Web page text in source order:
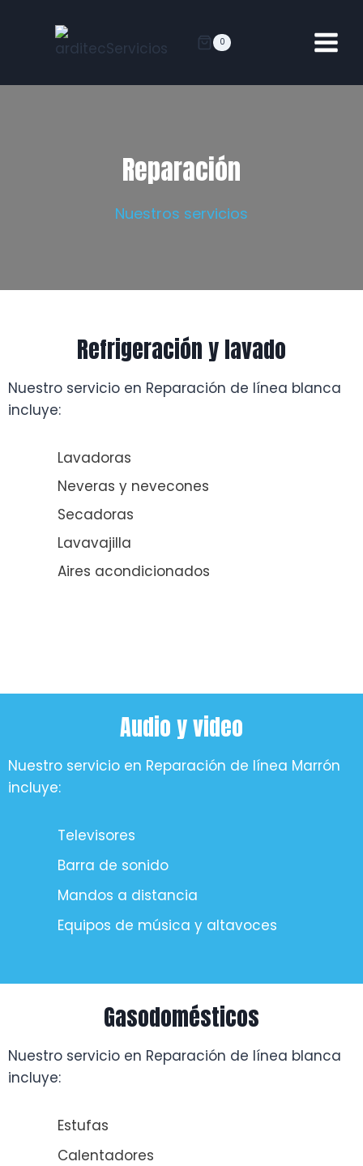
0
Reparación
Nuestros servicios
Refrigeración y lavado
Nuestro servicio en Reparación de línea blanca
incluye:
Lavadoras
Neveras y nevecones
Secadoras
Lavavajilla
Aires acondicionados
Audio y video
Nuestro servicio en Reparación de línea Marrón
incluye:
Televisores
Barra de sonido
Mandos a distancia
Equipos de música y altavoces
Gasodomésticos
Nuestro servicio en Reparación de línea blanca
incluye:
Estufas
Calentadores